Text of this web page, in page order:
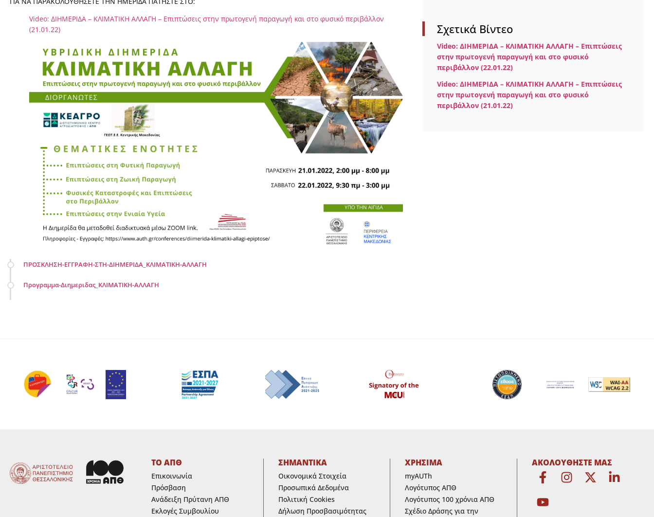
Video: ΔΙΗΜΕΡΙΔΑ – ΚΛΙΜΑΤΙΚΗ ΑΛΛΑΓΗ – Επιπτώσεις στην πρωτογενή παραγωγή και στο φυσικό περιβάλλον
(21.01.22)
ΠΡΟΣΚΛΗΣΗ-ΕΓΓΡΑΦΗ-ΣΤΗ-ΔΙΗΜΕΡΙΔΑ_ΚΛΙΜΑΤΙΚΗ-ΑΛΛΑΓΗ
Προγραμμα-Διημεριδας_ΚΛΙΜΑΤΙΚΗ-ΑΛΛΑΓΗ
Σχετικά Βίντεο
Video: ΔΙΗΜΕΡΙΔΑ – ΚΛΙΜΑΤΙΚΗ ΑΛΛΑΓΗ – Επιπτώσεις
στην πρωτογενή παραγωγή και στο φυσικό
περιβάλλον (22.01.22)
Video: ΔΙΗΜΕΡΙΔΑ – ΚΛΙΜΑΤΙΚΗ ΑΛΛΑΓΗ – Επιπτώσεις
στην πρωτογενή παραγωγή και στο φυσικό
περιβάλλον (21.01.22)
ΤΟ ΑΠΘ
Επικοινωνία
Πρόσβαση
Ανάδειξη Πρύτανη ΑΠΘ
Εκλογές Συμβουλίου
ΣΗΜΑΝΤΙΚΑ
Οικονομικά Στοιχεία
Προσωπικά Δεδομένα
Πολιτική Cookies
Δήλωση Προσβασιμότητας
ΧΡΗΣΙΜΑ
myAUTh
Λογότυπος ΑΠΘ
Λογότυπος 100 χρόνια ΑΠΘ
Σχέδιο Δράσης για την
ΑΚΟΛΟΥΘΗΣΤΕ ΜΑΣ